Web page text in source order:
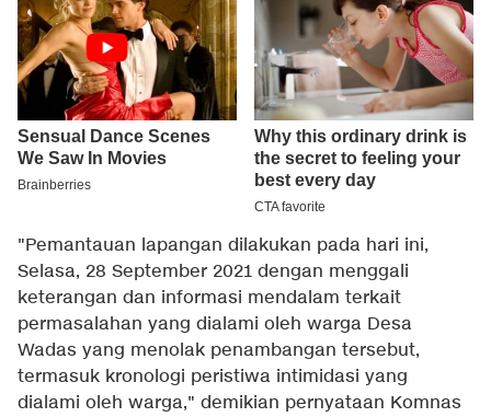
"Pemantauan lapangan dilakukan pada hari ini,
Selasa, 28 September 2021 dengan menggali
keterangan dan informasi mendalam terkait
permasalahan yang dialami oleh warga Desa
Wadas yang menolak penambangan tersebut,
termasuk kronologi peristiwa intimidasi yang
dialami oleh warga," demikian pernyataan Komnas